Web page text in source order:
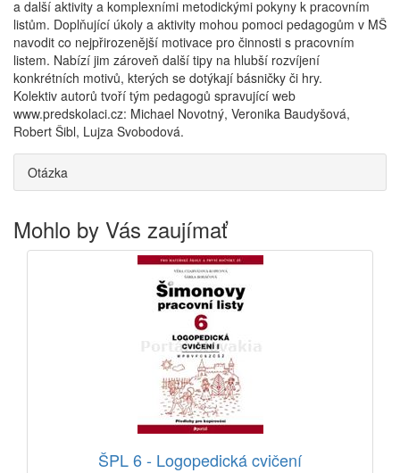
a další aktivity a komplexními metodickými pokyny k pracovním
listům. Doplňující úkoly a aktivity mohou pomoci pedagogům v MŠ
navodit co nejpřirozenější motivace pro činnosti s pracovním
listem. Nabízí jim zároveň další tipy na hlubší rozvíjení
konkrétních motivů, kterých se dotýkají básničky či hry.
Kolektiv autorů tvoří tým pedagogů spravující web
www.predskolaci.cz: Michael Novotný, Veronika Baudyšová,
Robert Šibl, Lujza Svobodová.
Otázka
Mohlo by Vás zaujímať
ŠPL 6 - Logopedická cvičení